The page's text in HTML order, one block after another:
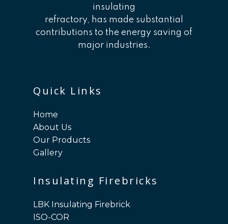
insulating
refractory, has made substantial
contributions to the energy saving of
major industries.
Quick Links
Home
About Us
Our Products
Gallery
Insulating Firebricks
LBK Insulating Firebrick
ISO-COR